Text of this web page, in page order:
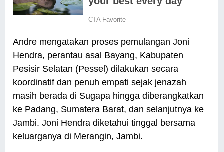
Andre mengatakan proses pemulangan Joni
Hendra, perantau asal Bayang, Kabupaten
Pesisir Selatan (Pessel) dilakukan secara
koordinatif dan penuh empati sejak jenazah
masih berada di Sugapa hingga diberangkatkan
ke Padang, Sumatera Barat, dan selanjutnya ke
Jambi. Joni Hendra diketahui tinggal bersama
keluarganya di Merangin, Jambi.